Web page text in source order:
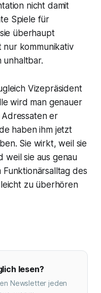
nicht damit
Spiele für
überhaupt
nur kommunikativ
unhaltbar.
Vizepräsident
wird man genauer
Adressaten er
haben ihm jetzt
Sie wirkt, weil sie
weil sie aus genau
des
zu überhören
lesen?
Newsletter jeden